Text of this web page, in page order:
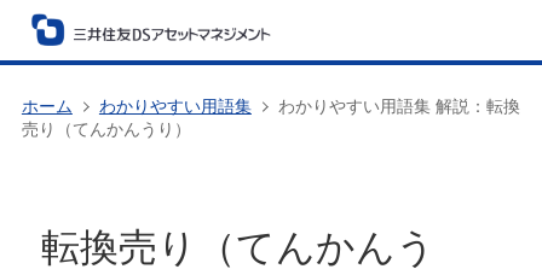
ホーム わかりやすい用語集
わかりやすい用語集 解説：転換
売り（てんかんうり）
転換売り（てんかんう